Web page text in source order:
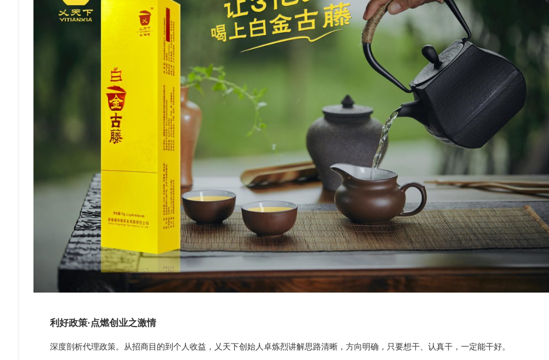
利好政策·点燃创业之激情
深度剖析代理政策。从招商目的到个人收益，乂天下创始人卓炼烈讲解思路清晰，方向明确，只要想干、认真干，一定能干好。